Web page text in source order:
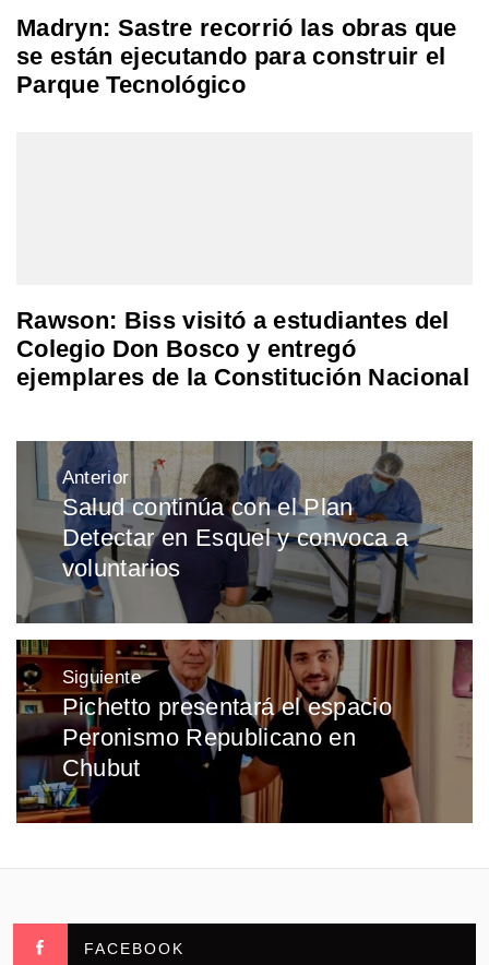
Madryn: Sastre recorrió las obras que
se están ejecutando para construir el
Parque Tecnológico
Rawson: Biss visitó a estudiantes del
Colegio Don Bosco y entregó
ejemplares de la Constitución Nacional
Navegación
de
entradas
Anterior
Entrada
anterior:
Salud continúa con el Plan
Detectar en Esquel y convoca a
voluntarios
Siguiente
Entrada
siguiente:
Pichetto presentará el espacio
Peronismo Republicano en
Chubut
FACEBOOK